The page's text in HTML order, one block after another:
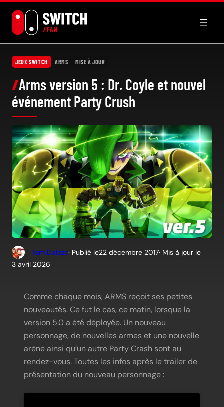
contenu
JEUX SWITCH ARMS MISE À JOUR
Arms version 5 : Dr. Coyle et nouvel
événement Party Crush
Tom Daloze· Publié le22 décembre 2017· Mis à jour le
3 avril 2026
Comme chaque mois, ARMS reçoit ses petites
nouveautés. Ce fut le cas, ce matin, lorsque la
version 5.0 a été déployée. Un nouveau
personnage, de nouvelles armes et une nouvelle
arène ainsi qu’un autre Party Crash sont au
rendez-vous. Toutes les infos après le trailer de
présentation du nouveau personnage :